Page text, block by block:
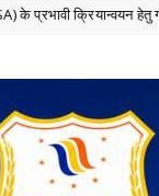
हेतु गठित टास्क फोर्स की